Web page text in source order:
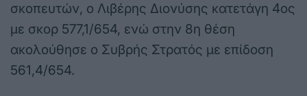
σκοπευτών, ο Λιβέρης Διονύσης κατετάγη 4ος
με σκορ 577,1/654, ενώ στην 8η θέση
ακολούθησε ο Συβρής Στρατός με επίδοση
561,4/654.